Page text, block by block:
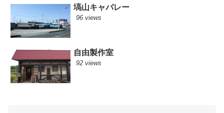
塙山キャバレー
96 views
自由製作室
92 views